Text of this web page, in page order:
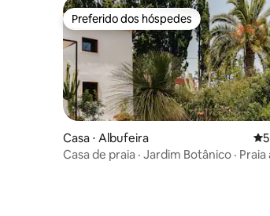
Preferido dos hóspedes
Preferido dos hóspedes
Casa ⋅ Albufeira 5
Casa de praia · Jardim Botânico · Praia